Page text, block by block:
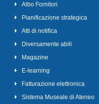
Albo Fornitori
Pianificazione strategica
Atti di notifica
Diversamente abili
Magazine
E-learning
Fatturazione elettronica
Sistema Museale di Ateneo